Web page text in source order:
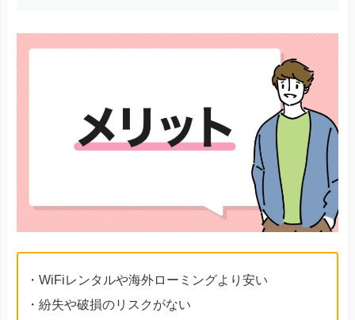
・WiFiレンタルや海外ローミングより安い
・紛失や破損のリスクがない